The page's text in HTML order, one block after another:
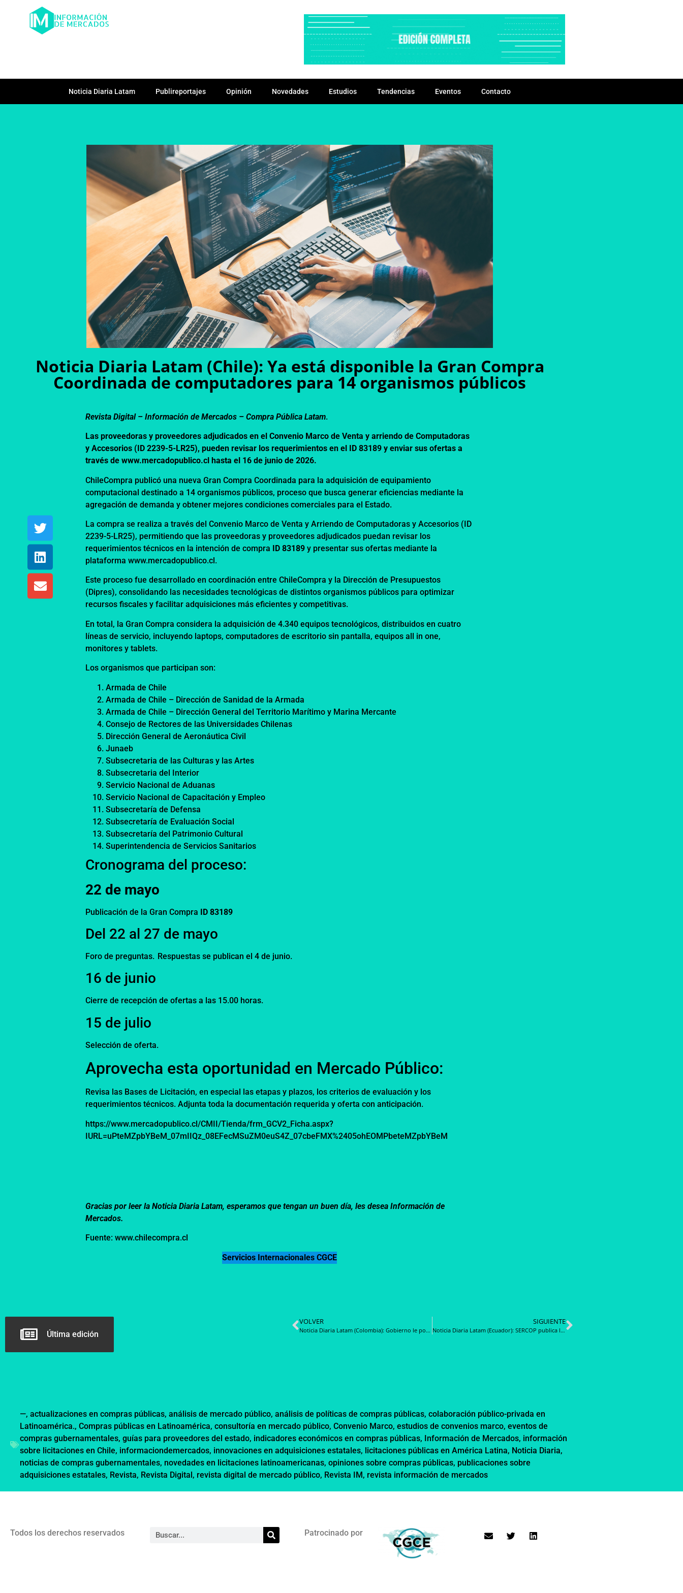
Noticia Diaria Latam Publireportajes Opinión Novedades Estudios Tendencias Eventos Contacto
Noticia Diaria Latam (Chile): Ya está disponible la Gran Compra
Coordinada de computadores para 14 organismos públicos
Revista Digital – Información de Mercados –Compra Pública Latam.
Las proveedoras y proveedores adjudicados en elConvenio Marco de Venta y arriendo de Computadoras
y Accesorios (ID 2239-5-LR25), pueden revisar los requerimientos en el
ID 83189 y enviar sus ofertas a
través dewww.mercadopublico.cl hasta el 16 de junio de 2026.
ChileCompra publicó una nueva Gran Compra Coordinada para la adquisición de equipamiento
computacional destinado a 14 organismos públicos, proceso que busca generar eficiencias mediante la
agregación de demanda y obtener mejores condiciones comerciales para el Estado.
La compra se realiza a través delConvenio Marco de Venta y Arriendo de Computadoras y Accesorios (ID
2239-5-LR25), permitiendo que las proveedoras y proveedores adjudicados puedan revisar los
requerimientos técnicos en la intención de compra ID 83189 y presentar sus ofertas mediante la
plataformawww.mercadopublico.cl.
Este proceso fue desarrollado en coordinación entre ChileCompra y la Dirección de Presupuestos
(Dipres), consolidando las necesidades tecnológicas de distintos organismos públicos para optimizar
recursos fiscales y facilitar adquisiciones más eficientes y competitivas.
En total, la Gran Compra considera la adquisición de 4.340 equipos tecnológicos, distribuidos en cuatro
líneas de servicio, incluyendo laptops, computadores de escritorio sin pantalla, equipos all in one,
monitores y tablets.
Los organismos que participan son:
Armada de Chile
Armada de Chile – Dirección de Sanidad de la Armada
Armada de Chile – Dirección General del Territorio Marítimo y Marina Mercante
Consejo de Rectores de las Universidades Chilenas
Dirección General de Aeronáutica Civil
Junaeb
Subsecretaria de las Culturas y las Artes
Subsecretaria del Interior
Servicio Nacional de Aduanas
Servicio Nacional de Capacitación y Empleo
Subsecretaría de Defensa
Subsecretaría de Evaluación Social
Subsecretaría del Patrimonio Cultural
Superintendencia de Servicios Sanitarios
Cronograma del proceso:
22 de mayo
Publicación de la Gran Compra ID 83189
Del 22 al 27 de mayo
Foro de preguntas. Respuestas se publican el 4 de junio.
16 de junio
Cierre de recepción de ofertas a las 15.00 horas.
15 de julio
Selección de oferta.
Aprovecha esta oportunidad en Mercado Público:
Revisa las Bases de Licitación, en especial las etapas y plazos, los criterios de evaluación y los
requerimientos técnicos. Adjunta toda la documentación requerida y oferta con anticipación.
https://www.mercadopublico.cl/CMII/Tienda/frm_GCV2_Ficha.aspx?
IURL=uPteMZpbYBeM_07mIIQz_08EFecMSuZM0euS4Z_07cbeFMX%2405ohEOMPbeteMZpbYBeM
Gracias por leer la Noticia Diaria Latam, esperamos que tengan un buen día, les desea Información de
Mercados.
Fuente: www.chilecompra.cl
Servicios Internacionales CGCE
Última edición
VOLVER
Noticia Diaria Latam (Colombia): Gobierno le pone la lupa a soborno trasnacional en contratación pública
SIGUIENTE
Noticia Diaria Latam (Ecuador): SERCOP publica la Subasta Inversa Corporativa de Medicamentos 2026 Fase 2 – Grupo B
—, actualizaciones en compras públicas, análisis de mercado público, análisis de políticas de compras públicas, colaboración público-privada en
Latinoamérica., Compras públicas en Latinoamérica, consultoría en mercado público, Convenio Marco, estudios de convenios marco, eventos de
compras gubernamentales, guías para proveedores del estado, indicadores económicos en compras públicas, Información de Mercados, información
sobre licitaciones en Chile, informaciondemercados, innovaciones en adquisiciones estatales, licitaciones públicas en América Latina, Noticia Diaria,
noticias de compras gubernamentales, novedades en licitaciones latinoamericanas, opiniones sobre compras públicas, publicaciones sobre
adquisiciones estatales, Revista, Revista Digital, revista digital de mercado público, Revista IM, revista información de mercados
Todos los derechos reservados Patrocinado por